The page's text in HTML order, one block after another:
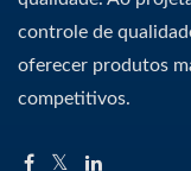
controle de
oferecer produtos
competitivos.